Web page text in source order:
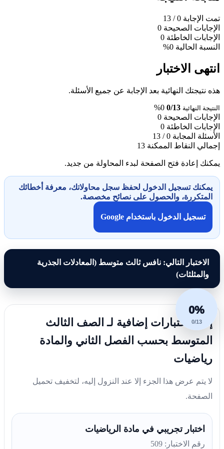
تمت الإجابة 0
/ 13
الإجابات الصحيحة 0
الإجابات الخاطئة 0
النسبة الحالية 0%
انتهى الاختبار
هذه نتيجتك النهائية بعد الإجابة عن جميع الأسئلة.
النتيجة النهائية 0/13
0%
الإجابات الصحيحة 0
الإجابات الخاطئة 0
الأسئلة المجابة 0 / 13
إجمالي النقاط الممكنة 13
يمكنك إعادة فتح الصفحة لبدء المحاولة من جديد.
يمكنك تسجيل الدخول لحفظ سجل محاولاتك، معرفة أخطائك
المتكررة، والحصول على نصائح مخصصة.
تسجيل الدخول باستخدام Google
الاختبار التالي: نافس ثالث متوسط (المعادلات الجذرية
والمثلثات)
0%
0/13
إليك اختبارات إضافية لـ الصف الثالث
المتوسط بحسب الفصل الثاني والمادة
رياضيات
لا يتم عرض هذا الجزء إلا عند النزول إليه، لتخفيف تحميل
الصفحة.
اختبار تجريبي في مادة الرياضيات
رقم الاختبار: 509